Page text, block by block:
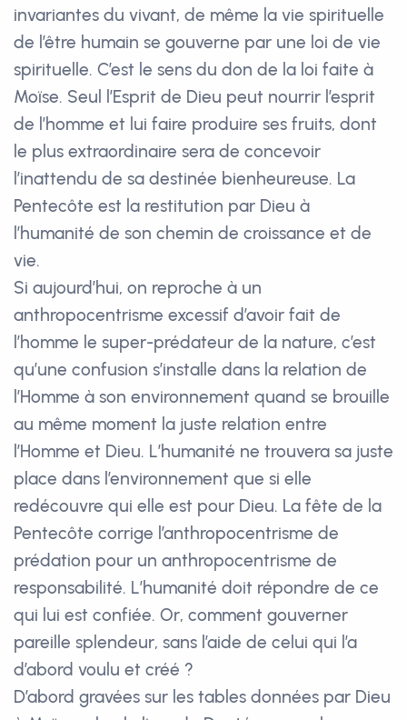
invariantes du vivant, de même la vie spirituelle
de l’être humain se gouverne par une loi de vie
spirituelle. C’est le sens du don de la loi faite à
Moïse. Seul l’Esprit de Dieu peut nourrir l’esprit
de l’homme et lui faire produire ses fruits, dont
le plus extraordinaire sera de concevoir
l’inattendu de sa destinée bienheureuse. La
Pentecôte est la restitution par Dieu à
l’humanité de son chemin de croissance et de
vie.
Si aujourd’hui, on reproche à un
anthropocentrisme excessif d’avoir fait de
l’homme le super-prédateur de la nature, c’est
qu’une confusion s’installe dans la relation de
l’Homme à son environnement quand se brouille
au même moment la juste relation entre
l’Homme et Dieu. L’humanité ne trouvera sa juste
place dans l’environnement que si elle
redécouvre qui elle est pour Dieu. La fête de la
Pentecôte corrige l’anthropocentrisme de
prédation pour un anthropocentrisme de
responsabilité. L’humanité doit répondre de ce
qui lui est confiée. Or, comment gouverner
pareille splendeur, sans l’aide de celui qui l’a
d’abord voulu et créé ?
D’abord gravées sur les tables données par Dieu